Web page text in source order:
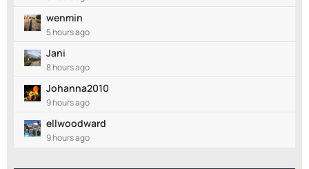
wenmin
5 hours ago
Jani
8 hours ago
Johanna2010
9 hours ago
ellwoodward
9 hours ago